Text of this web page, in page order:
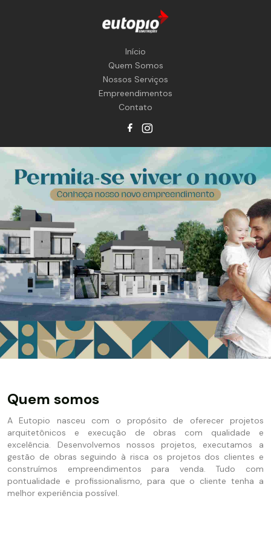
Início
Quem Somos
Nossos Serviços
Empreendimentos
Contato
Quem somos
A Eutopio nasceu com o propósito de oferecer projetos
arquitetônicos e execução de obras com qualidade e
excelência. Desenvolvemos nossos projetos, executamos a
gestão de obras seguindo à risca os projetos dos clientes e
construímos empreendimentos para venda. Tudo com
pontualidade e profissionalismo, para que o cliente tenha a
melhor experiência possível.